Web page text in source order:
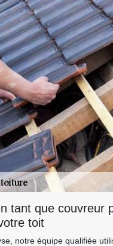
tant que couvreur
toit
notre équipe qualifiée